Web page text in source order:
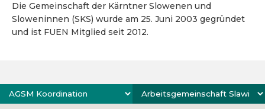
Die Gemeinschaft der Kärntner Slowenen und
Sloweninnen (SKS) wurde am 25. Juni 2003 gegründet
und ist FUEN Mitglied seit 2012.